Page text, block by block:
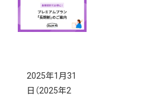
せんか？
2025年1月31
日 （2025年2